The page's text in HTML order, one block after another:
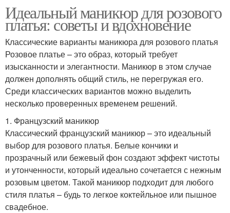
Идеальный маникюр для розового
платья: советы и вдохновение
Классические варианты маникюра для розового платья
Розовое платье – это образ, который требует
изысканности и элегантности. Маникюр в этом случае
должен дополнять общий стиль, не перегружая его.
Среди классических вариантов можно выделить
несколько проверенных временем решений.
1. Французский маникюр
Классический французский маникюр – это идеальный
выбор для розового платья. Белые кончики и
прозрачный или бежевый фон создают эффект чистоты
и утонченности, который идеально сочетается с нежным
розовым цветом. Такой маникюр подходит для любого
стиля платья – будь то легкое коктейльное или пышное
свадебное.